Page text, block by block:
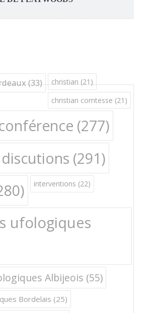
(33) christian (21)
christian comtesse (21)
(277)
discutions (291)
interventions (22)
ufologiques
Albijeois (55)
Bordelais (25)